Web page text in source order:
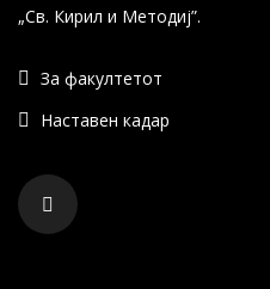
„Св. Кирил и Методиј”.
За факултетот
Наставен кадар